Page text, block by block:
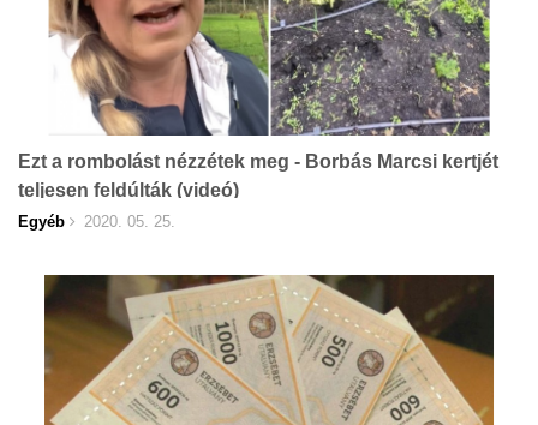
Ezt a rombolást nézzétek meg - Borbás Marcsi kertjét
teljesen feldúlták (videó)
Egyéb 2020. 05. 25.